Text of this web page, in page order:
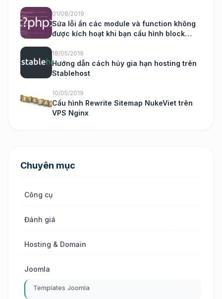
01/08/2019
Sửa lỗi ẩn các module và function không
được kích hoạt khi bạn cấu hình block
18/05/2019
Hướng dẫn cách hủy gia hạn hosting trên
Stablehost
10/05/2019
Cấu hình Rewrite Sitemap NukeViet trên
VPS Nginx
Chuyên mục
Công cụ
Đánh giá
Hosting & Domain
Joomla
Templates Joomla